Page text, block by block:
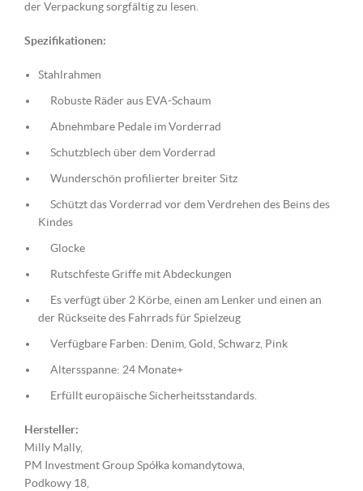
der Verpackung sorgfältig zu lesen.
Spezifikationen:
Stahlrahmen
Robuste Räder aus EVA-Schaum
Abnehmbare Pedale im Vorderrad
Schutzblech über dem Vorderrad
Wunderschön profilierter breiter Sitz
Schützt das Vorderrad vor dem Verdrehen des Beins des
Kindes
Glocke
Rutschfeste Griffe mit Abdeckungen
Es verfügt über 2 Körbe, einen am Lenker und einen an
der Rückseite des Fahrrads für Spielzeug
Verfügbare Farben: Denim, Gold, Schwarz, Pink
Altersspanne: 24 Monate+
Erfüllt europäische Sicherheitsstandards.
Hersteller:
Milly Mally,
PM Investment Group Spółka komandytowa,
Podkowy 18,